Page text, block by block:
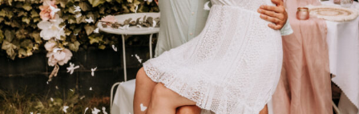
ŚLUB EWY I MATEUSZA